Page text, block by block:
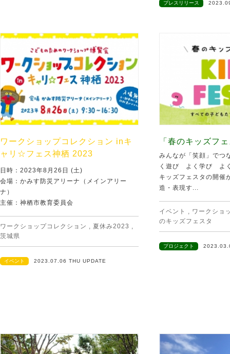
プレスリリース
ワークショップコレクション inキ
ャリ☆フェス神栖 2023
日時：2023年8月26日 (土)
会場：かみす防災アリーナ（メインアリー
ナ）
主催：神栖市教育委員会
ワークショップコレクション , 夏休み2023 ,
茨城県
イベント 2023.07.06 THU UPDATE
「春のキッズフ
みんなが「笑顔」でつ
く遊び よく学び よ
キッズフェスタの開催
造・表現す...
イベント , ワークショ
のキッズフェスタ
プロジェクト